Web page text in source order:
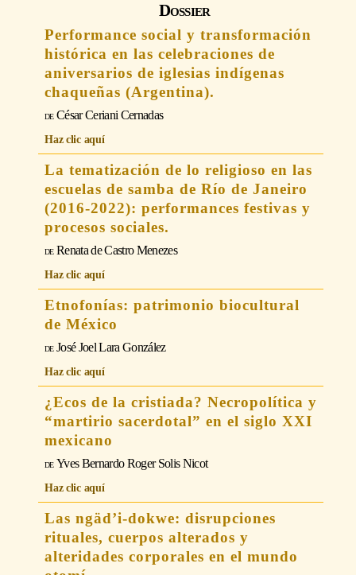
Dossier
Performance social y transformación
histórica en las celebraciones de
aniversarios de iglesias indígenas
chaqueñas (Argentina).
César Ceriani Cernadas
Haz clic aquí
La tematización de lo religioso en las
escuelas de samba de Río de Janeiro
(2016-2022): performances festivas y
procesos sociales.
Renata de Castro Menezes
Haz clic aquí
Etnofonías: patrimonio biocultural
de México
José Joel Lara González
Haz clic aquí
¿Ecos de la cristiada? Necropolítica y
“martirio sacerdotal” en el siglo XXI
mexicano
Yves Bernardo Roger Solis Nicot
Haz clic aquí
Las ngäd’i-dokwe: disrupciones
rituales, cuerpos alterados y
alteridades corporales en el mundo